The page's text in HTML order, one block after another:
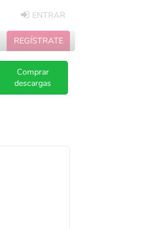
ENTRAR
REGÍSTRATE
Comprar
descargas